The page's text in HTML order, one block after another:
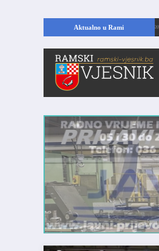
Aktualno u Rami
Kopajući temelje kuće, pronašao vrijedne arheološke